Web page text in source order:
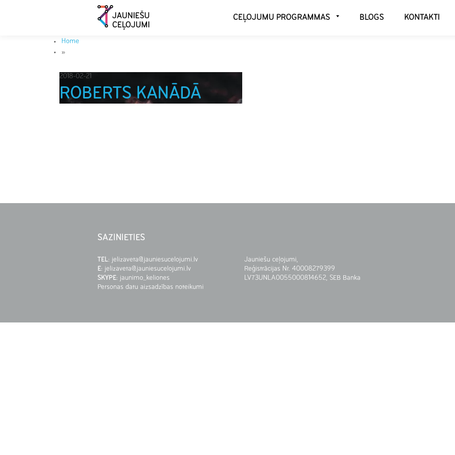
JAUNIEŠU
CEĻOJUMI
CEĻOJUMU PROGRAMMAS BLOGS KONTAKTI
Home
»
2018-02-21
ROBERTS KANĀDĀ
SAZINIETIES
TEL: jelizaveta@jauniesucelojumi.lv
E: jelizaveta@jauniesucelojumi.lv
SKYPE: jaunimo_keliones
Personas datu aizsadzības noteikumi
Jauniešu ceļojumi,
Reģistrācijas Nr. 40008279399
LV73UNLA0055000814652, SEB Banka